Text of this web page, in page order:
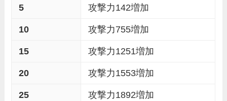
5 攻撃力142増加
10 攻撃力755増加
15 攻撃力1251増加
20 攻撃力1553増加
25 攻撃力1892増加